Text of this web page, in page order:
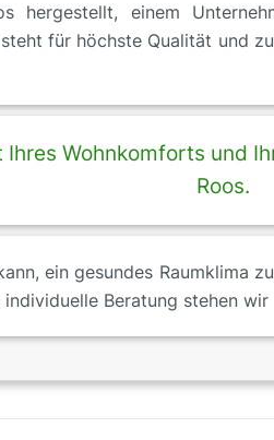
hergestellt, einem
für höchste Qualität und
Wohnkomforts und
Roos.
ein gesundes Raumklima
Beratung stehen